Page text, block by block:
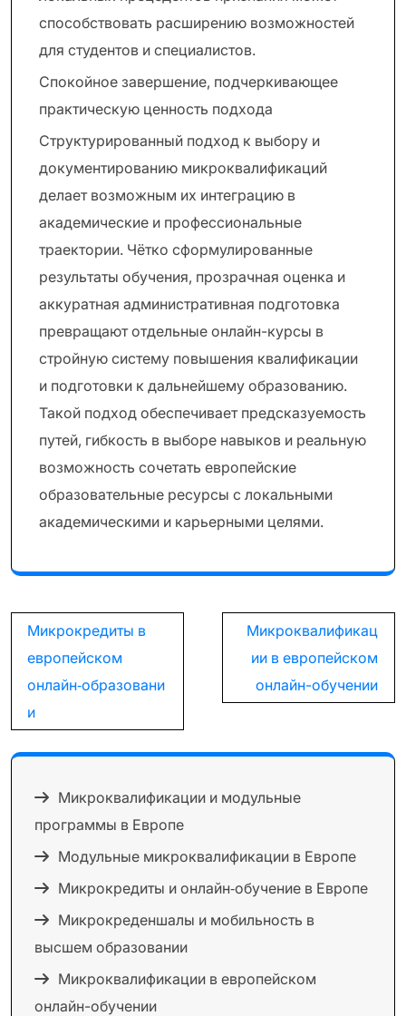
способствовать расширению возможностей
для студентов и специалистов.
Спокойное завершение, подчеркивающее
практическую ценность подхода
Структурированный подход к выбору и
документированию микроквалификаций
делает возможным их интеграцию в
академические и профессиональные
траектории. Чётко сформулированные
результаты обучения, прозрачная оценка и
аккуратная административная подготовка
превращают отдельные онлайн-курсы в
стройную систему повышения квалификации
и подготовки к дальнейшему образованию.
Такой подход обеспечивает предсказуемость
путей, гибкость в выборе навыков и реальную
возможность сочетать европейские
образовательные ресурсы с локальными
академическими и карьерными целями.
Навигация
по
записям
Микрокредиты в
европейском
онлайн‑образовани
и
Микроквалификац
ии в европейском
онлайн-обучении
Микроквалификации и модульные
программы в Европе
Модульные микроквалификации в Европе
Микрокредиты и онлайн‑обучение в Европе
Микрокреденшалы и мобильность в
высшем образовании
Микроквалификации в европейском
онлайн-обучении